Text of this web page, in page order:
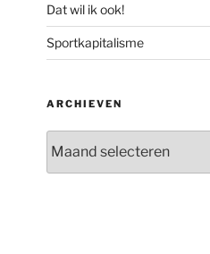
Dat wil ik ook!
Sportkapitalisme
ARCHIEVEN